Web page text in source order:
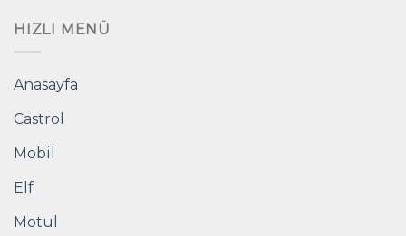
HIZLI MENÜ
Anasayfa
Castrol
Mobil
Elf
Motul